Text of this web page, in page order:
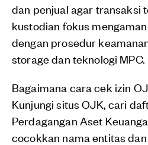
dan penjual agar transaksi
kustodian fokus
dengan prosedur
storage dan teknologi MPC.
Bagaimana cara cek izin
Kunjungi situs OJK, cari
Perdagangan Aset
cocokkan nama entitas